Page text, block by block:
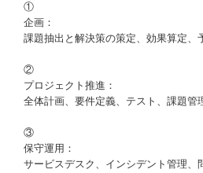
①
企画：
課題抽出と解決策の策定、効果算定、
②
プロジェクト推進：
全体計画、要件定義、テスト、課題管
③
保守運用：
サービスデスク、インシデント管理、